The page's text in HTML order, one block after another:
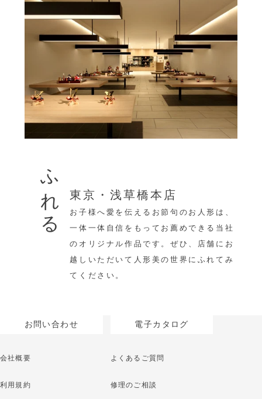
ふれる 東京・浅草橋本店
お子様へ愛を伝えるお節句のお人形は、
一体一体自信をもってお薦めできる当社
のオリジナル作品です。ぜひ、店舗にお
越しいただいて人形美の世界にふれてみ
てください。
お問い合わせ 電子カタログ
会社概要
利用規約
よくあるご質問
修理のご相談